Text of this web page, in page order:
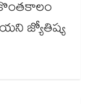
జ్యోతిష్య